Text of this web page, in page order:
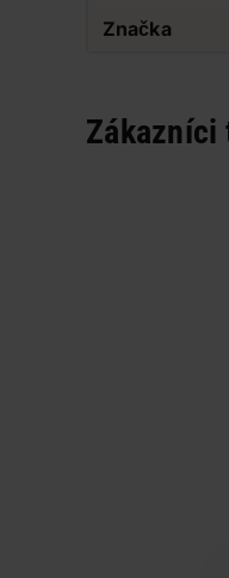
Značka
Zákazníci